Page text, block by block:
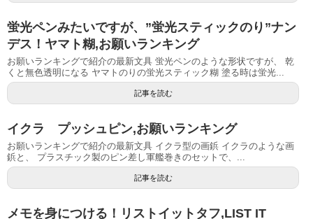
蛍光ペンみたいですが、”蛍光スティックのり”ナン
デス！ヤマト糊,お願いランキング
お願いランキングで紹介の最新文具 蛍光ペンのような形状ですが、 乾
くと無色透明になる ヤマトのりの蛍光スティック糊 塗る時は蛍光...
記事を読む
イクラ プッシュピン,お願いランキング
お願いランキングで紹介の最新文具 イクラ型の画鋲 イクラのような画
鋲と、 プラスチック製のピン差し軍艦巻きのセットで、...
記事を読む
メモを身につける！リストイットタフ,LIST IT